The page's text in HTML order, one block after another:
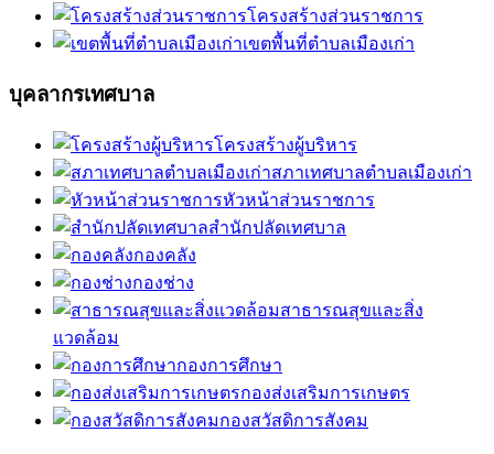
โครงสร้างส่วนราชการ
เขตพื้นที่ตำบลเมืองเก่า
บุคลากรเทศบาล
โครงสร้างผู้บริหาร
สภาเทศบาลตำบลเมืองเก่า
หัวหน้าส่วนราชการ
สำนักปลัดเทศบาล
กองคลัง
กองช่าง
สาธารณสุขและสิ่ง
แวดล้อม
กองการศึกษา
กองส่งเสริมการเกษตร
กองสวัสดิการสังคม